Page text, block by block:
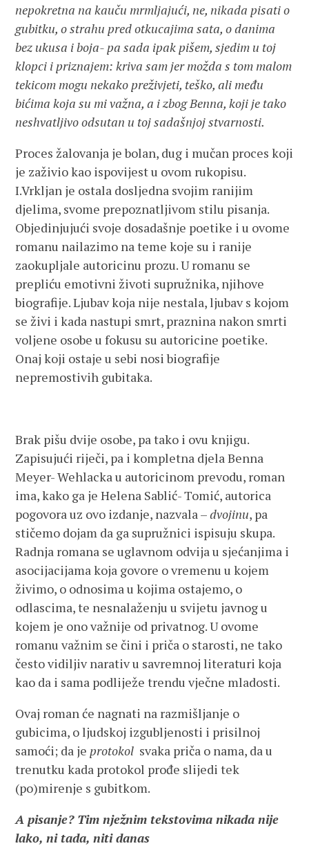
nepokretna na kauču mrmljajući, ne, nikada pisati o
gubitku, o strahu pred otkucajima sata, o danima
bez ukusa i boja- pa sada ipak pišem, sjedim u toj
klopci i priznajem: kriva sam jer možda s tom malom
tekicom mogu nekako preživjeti, teško, ali među
bićima koja su mi važna, a i zbog Benna, koji je tako
neshvatljivo odsutan u toj sadašnjoj stvarnosti.
Proces žalovanja je bolan, dug i mučan proces koji
je zaživio kao ispovijest u ovom rukopisu.
I.Vrkljan je ostala dosljedna svojim ranijim
djelima, svome prepoznatljivom stilu pisanja.
Objedinjujući svoje dosadašnje poetike i u ovome
romanu nailazimo na teme koje su i ranije
zaokupljale autoricinu prozu. U romanu se
prepliću emotivni životi supružnika, njihove
biografije. Ljubav koja nije nestala, ljubav s kojom
se živi i kada nastupi smrt, praznina nakon smrti
voljene osobe u fokusu su autoricine poetike.
Onaj koji ostaje u sebi nosi biografije
nepremostivih gubitaka.
Brak pišu dvije osobe, pa tako i ovu knjigu.
Zapisujući riječi, pa i kompletna djela Benna
Meyer- Wehlacka u autoricinom prevodu, roman
ima, kako ga je Helena Sablić- Tomić, autorica
pogovora uz ovo izdanje, nazvala –dvojinu, pa
stičemo dojam da ga supružnici ispisuju skupa.
Radnja romana se uglavnom odvija u sjećanjima i
asocijacijama koja govore o vremenu u kojem
živimo, o odnosima u kojima ostajemo, o
odlascima, te nesnalaženju u svijetu javnog u
kojem je ono važnije od privatnog. U ovome
romanu važnim se čini i priča o starosti, ne tako
često vidiljiv narativ u savremnoj literaturi koja
kao da i sama podliježe trendu vječne mladosti.
Ovaj roman će nagnati na razmišljanje o
gubicima, o ljudskoj izgubljenosti i prisilnoj
samoći; da je protokol svaka priča o nama, da u
trenutku kada protokol prođe slijedi tek
(po)mirenje s gubitkom.
A pisanje? Tim nježnim tekstovima nikada nije
lako, ni tada, niti danas